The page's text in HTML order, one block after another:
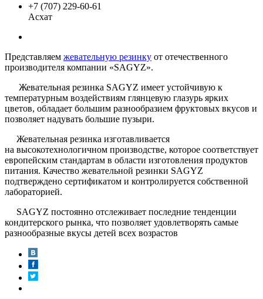
+7 (707) 229-60-61
Асхат
Представляем жевательную резинку от отечественного
производителя компании «SAGYZ».
Жевательная резинка SAGYZ имеет устойчивую к
температурным воздействиям глянцевую глазурь ярких
цветов, обладает большим разнообразием фруктовых вкусов и
позволяет надувать большие пузыри.
Жевательная резинка изготавливается
на высокотехнологичном производстве, которое соответствует
европейским стандартам в области изготовления продуктов
питания. Качество жевательной резинки SAGYZ
подтверждено сертификатом и контролируется собственной
лабораторией.
SAGYZ постоянно отслеживает последние тенденции
кондитерского рынка, что позволяет удовлетворять самые
разнообразные вкусы детей всех возрастов